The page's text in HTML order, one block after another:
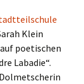
Klein
poetischen
Labadie“.